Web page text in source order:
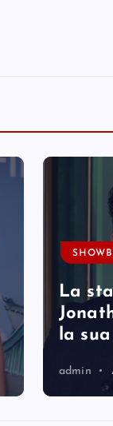
La
la
admin